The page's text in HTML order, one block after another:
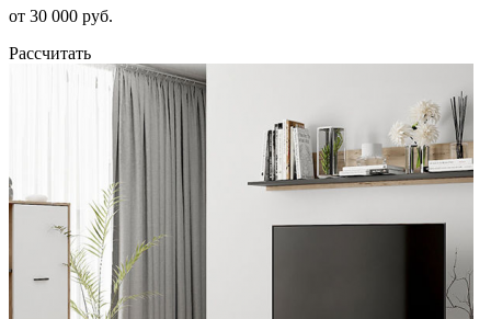
от 30 000 руб.
Рассчитать